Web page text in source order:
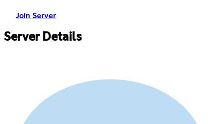
Join Server
Server Details